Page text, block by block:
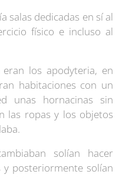
salas dedicadas en sí al
físico e incluso al
los apodyteria, en
habitaciones con un
unas hornacinas sin
las ropas y los objetos
solían hacer
y posteriormente solían